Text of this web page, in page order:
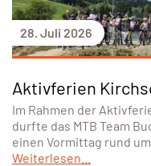
28. Juli 2026
Aktivferien
Im Rahmen der
durfte das MTB Team
einen Vormittag rund
Weiterlesen...